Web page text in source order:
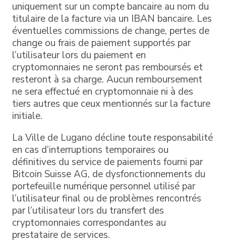
uniquement sur un compte bancaire au nom du
titulaire de la facture via un IBAN bancaire. Les
éventuelles commissions de change, pertes de
change ou frais de paiement supportés par
l’utilisateur lors du paiement en
cryptomonnaies ne seront pas remboursés et
resteront à sa charge. Aucun remboursement
ne sera effectué en cryptomonnaie ni à des
tiers autres que ceux mentionnés sur la facture
initiale.
La Ville de Lugano décline toute responsabilité
en cas d’interruptions temporaires ou
définitives du service de paiements fourni par
Bitcoin Suisse AG, de dysfonctionnements du
portefeuille numérique personnel utilisé par
l’utilisateur final ou de problèmes rencontrés
par l’utilisateur lors du transfert des
cryptomonnaies correspondantes au
prestataire de services.